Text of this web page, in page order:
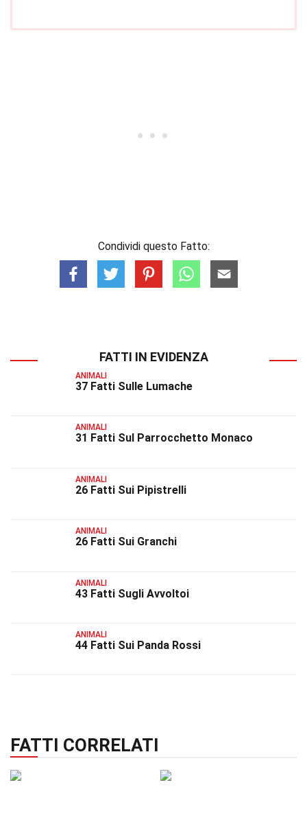
Condividi questo Fatto:
FATTI IN EVIDENZA
ANIMALI
37 Fatti Sulle Lumache
ANIMALI
31 Fatti Sul Parrocchetto Monaco
ANIMALI
26 Fatti Sui Pipistrelli
ANIMALI
26 Fatti Sui Granchi
ANIMALI
43 Fatti Sugli Avvoltoi
ANIMALI
44 Fatti Sui Panda Rossi
FATTI CORRELATI